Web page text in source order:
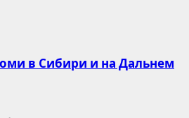
в Сибири и на Дальнем